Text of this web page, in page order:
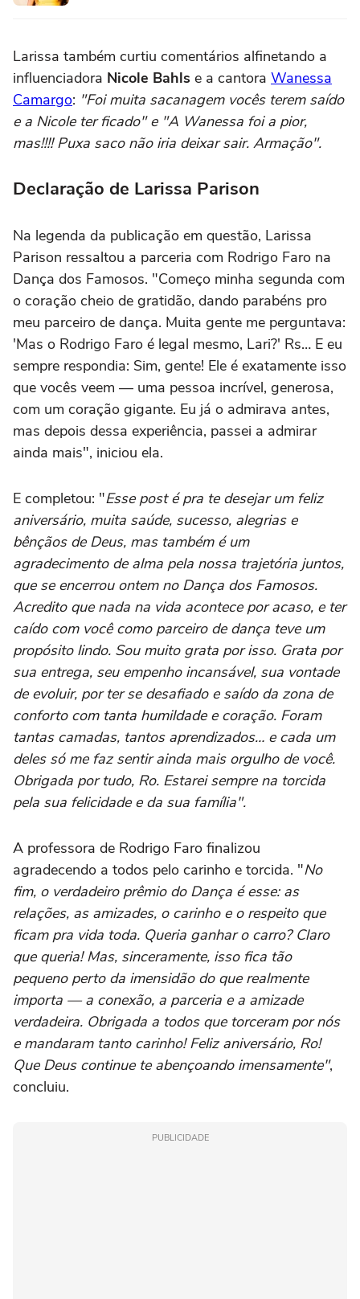
Larissa também curtiu comentários alfinetando a
influenciadora Nicole Bahls e a cantora Wanessa
Camargo: "Foi muita sacanagem vocês terem saído
e a Nicole ter ficado" e "A Wanessa foi a pior,
mas!!!! Puxa saco não iria deixar sair. Armação".
Declaração de Larissa Parison
Na legenda da publicação em questão, Larissa
Parison ressaltou a parceria com Rodrigo Faro na
Dança dos Famosos. "Começo minha segunda com
o coração cheio de gratidão, dando parabéns pro
meu parceiro de dança. Muita gente me perguntava:
'Mas o Rodrigo Faro é legal mesmo, Lari?' Rs… E eu
sempre respondia: Sim, gente! Ele é exatamente isso
que vocês veem — uma pessoa incrível, generosa,
com um coração gigante. Eu já o admirava antes,
mas depois dessa experiência, passei a admirar
ainda mais", iniciou ela.
E completou: "Esse post é pra te desejar um feliz
aniversário, muita saúde, sucesso, alegrias e
bênçãos de Deus, mas também é um
agradecimento de alma pela nossa trajetória juntos,
que se encerrou ontem no Dança dos Famosos.
Acredito que nada na vida acontece por acaso, e ter
caído com você como parceiro de dança teve um
propósito lindo. Sou muito grata por isso. Grata por
sua entrega, seu empenho incansável, sua vontade
de evoluir, por ter se desafiado e saído da zona de
conforto com tanta humildade e coração. Foram
tantas camadas, tantos aprendizados… e cada um
deles só me faz sentir ainda mais orgulho de você.
Obrigada por tudo, Ro. Estarei sempre na torcida
pela sua felicidade e da sua família".
A professora de Rodrigo Faro finalizou
agradecendo a todos pelo carinho e torcida. "No
fim, o verdadeiro prêmio do Dança é esse: as
relações, as amizades, o carinho e o respeito que
ficam pra vida toda. Queria ganhar o carro? Claro
que queria! Mas, sinceramente, isso fica tão
pequeno perto da imensidão do que realmente
importa — a conexão, a parceria e a amizade
verdadeira. Obrigada a todos que torceram por nós
e mandaram tanto carinho! Feliz aniversário, Ro!
Que Deus continue te abençoando imensamente",
concluiu.
PUBLICIDADE